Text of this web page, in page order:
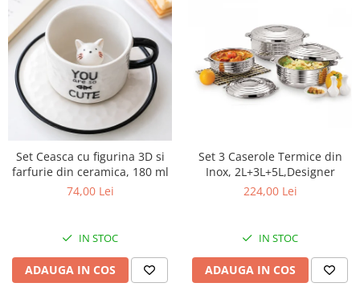
Set Ceasca cu figurina 3D si
farfurie din ceramica, 180 ml
74,00 Lei
IN STOC
ADAUGA IN COS
Set 3 Caserole Termice din
Inox, 2L+3L+5L,Designer
224,00 Lei
IN STOC
ADAUGA IN COS